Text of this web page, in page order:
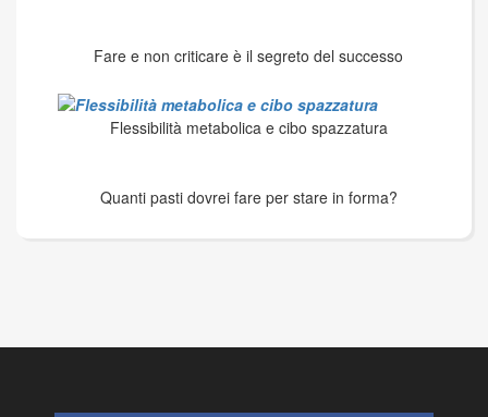
Fare e non criticare è il segreto del successo
Flessibilità metabolica e cibo spazzatura
Quanti pasti dovrei fare per stare in forma?